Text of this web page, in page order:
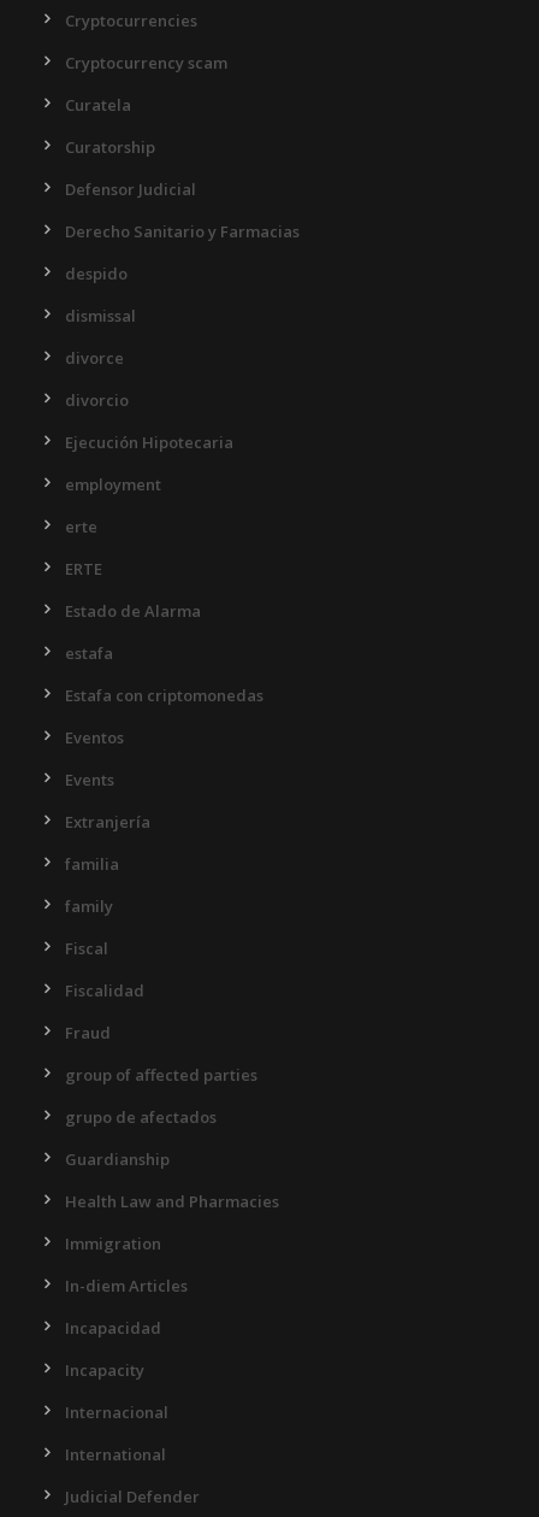
Cryptocurrencies
Cryptocurrency scam
Curatela
Curatorship
Defensor Judicial
Derecho Sanitario y Farmacias
despido
dismissal
divorce
divorcio
Ejecución Hipotecaria
employment
erte
ERTE
Estado de Alarma
estafa
Estafa con criptomonedas
Eventos
Events
Extranjería
familia
family
Fiscal
Fiscalidad
Fraud
group of affected parties
grupo de afectados
Guardianship
Health Law and Pharmacies
Immigration
In-diem Articles
Incapacidad
Incapacity
Internacional
International
Judicial Defender